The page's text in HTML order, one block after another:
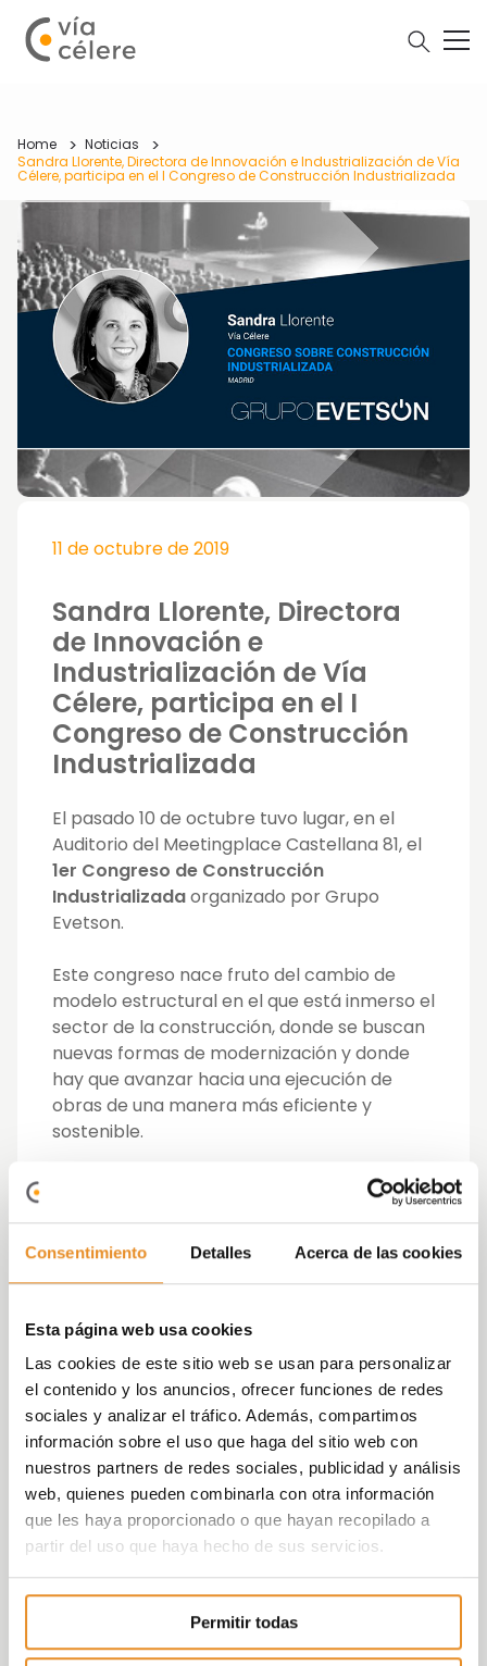
Consentimiento Detalles Acerca de las cookies
Esta página web usa cookies
Las cookies de este sitio web se usan para personalizar
el contenido y los anuncios, ofrecer funciones de redes
sociales y analizar el tráfico. Además, compartimos
información sobre el uso que haga del sitio web con
nuestros partners de redes sociales, publicidad y análisis
web, quienes pueden combinarla con otra información
que les haya proporcionado o que hayan recopilado a
partir del uso que haya hecho de sus servicios.
Permitir todas
Home
Noticias
Sandra Llorente, Directora de Innovación e Industrialización de Vía
Célere, participa en el I Congreso de Construcción Industrializada
11 de octubre de 2019
Sandra Llorente, Directora
de Innovación e
Industrialización de Vía
Célere, participa en el I
Congreso de Construcción
Industrializada
El pasado 10 de octubre tuvo lugar, en el
Auditorio del Meetingplace Castellana 81, el
1er Congreso de Construcción
Industrializadaorganizado por Grupo
Evetson.
Este congreso nace fruto del cambio de
modelo estructural en el que está inmerso el
sector de la construcción, donde se buscan
nuevas formas de modernización y donde
hay que avanzar hacia una ejecución de
obras de una manera más eficiente y
sostenible.
Promotoras, constructoras, estudios de
arquitectura, fabricantes de materiales,
implícitos en un proyecto de construcción
están percibiendo que el modelo tradicional
que facilitan y mejoran el ciclo de vida de un
proyecto constructivo.
Al evento, que fue todo un éxito colgando el
cartel de aforo completo, asistió nuestra
compañera Sandra Llorente, Directora de
Innovación e Industrialización de Vía Célere,
quien habló de la Edificación e el sector
terciario, Edificación Residencial, Sistemas,
así como de la importancia de considerar el
ámbito de I+D+I como una inversión y no